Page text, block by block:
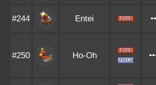
#244 Entei
#250 Ho-Oh